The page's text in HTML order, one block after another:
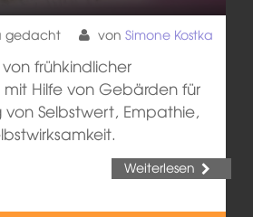
gedacht von Simone Kostka
frühkindlicher
Hilfe von Gebärden für
Selbstwert, Empathie,
Weiterlesen